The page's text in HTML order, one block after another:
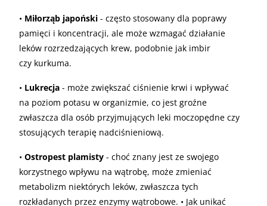
• Miłorząb japoński - często stosowany dla poprawy
pamięci i koncentracji, ale może wzmagać działanie
leków rozrzedzających krew, podobnie jak imbir
czy kurkuma.
• Lukrecja - może zwiększać ciśnienie krwi i wpływać
na poziom potasu w organizmie, co jest groźne
zwłaszcza dla osób przyjmujących leki moczopędne czy
stosujących terapię nadciśnieniową.
• Ostropest plamisty - choć znany jest ze swojego
korzystnego wpływu na wątrobę, może zmieniać
metabolizm niektórych leków, zwłaszcza tych
rozkładanych przez enzymy wątrobowe. • Jak unikać